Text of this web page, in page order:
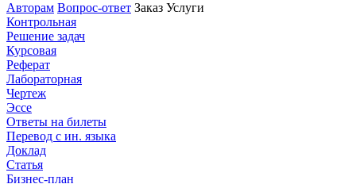
Авторам Вопрос-ответ Заказ Услуги
Контрольная
Решение задач
Курсовая
Реферат
Лабораторная
Чертеж
Эссе
Ответы на билеты
Перевод с ин. языка
Доклад
Статья
Бизнес-план